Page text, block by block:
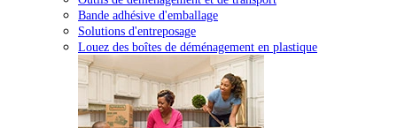
Bande adhésive d'emballage
Solutions d'entreposage
Louez des boîtes de déménagement en plastique